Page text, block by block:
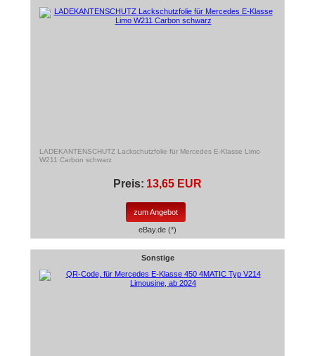
LADEKANTENSCHUTZ Lackschutzfolie für Mercedes E-Klasse Limo
W211 Carbon schwarz
Preis: 13,65 EUR
zum Angebot
eBay.de (*)
Sonstige